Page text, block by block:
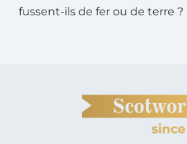
fussent-ils de fer ou de terre ?